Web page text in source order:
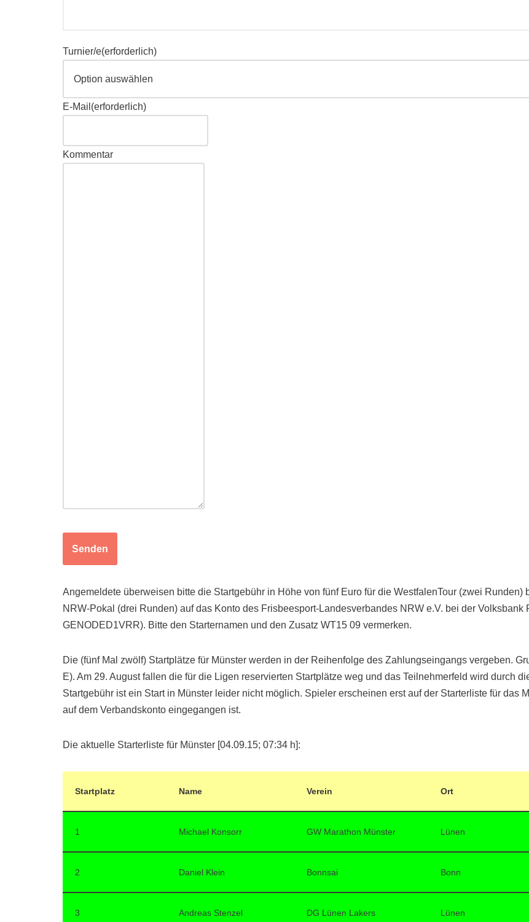
Turnier/e(erforderlich)
E-Mail (erforderlich)
Kommentar
Senden
Angemeldete überweisen bitte die Startgebühr in Höhe von fünf Euro für die WestfalenTour (zwei
NRW-Pokal (drei Runden) auf das Konto des Frisbeesport-Landesverbandes NRW e.V. bei der
GENODED1VRR). Bitte den Starternamen und den Zusatz WT15 09 vermerken.
Die (fünf Mal zwölf) Startplätze für Münster werden in der Reihenfolge des Zahlungseingangs vergeben.
E). Am 29. August fallen die für die Ligen reservierten Startplätze weg und das Teilnehmerfeld wird durch
Startgebühr ist ein Start in Münster leider nicht möglich. Spieler erscheinen erst auf der Starterliste für das
auf dem Verbandskonto eingegangen ist.
Die aktuelle Starterliste für Münster [04.09.15; 07:34 h]:
Startplatz Name Verein Ort
1 Michael Konsorr GW Marathon Münster Lünen
2 Daniel Klein Bonnsai Bonn
3 Andreas Stenzel DG Lünen Lakers Lünen